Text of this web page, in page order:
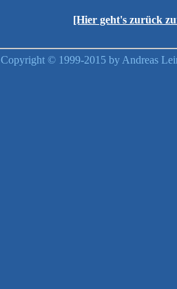
[Hier geht's zurück
Copyright © 1999-2015 by Andreas